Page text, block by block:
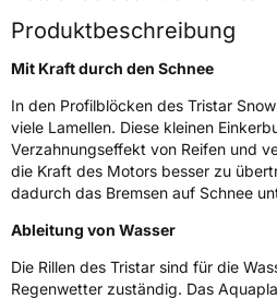
ZustandNeureifen
M+S Ja
EU Label
EffizienzC
NasshaftungC
Rollgeräusch (Klasse)B
Produktbeschreibung
Mit Kraft durch den Schnee
In den Profilblöcken des Tristar
viele Lamellen. Diese kleinen
Verzahnungseffekt von Reifen und
die Kraft des Motors besser zu
dadurch das Bremsen auf Schnee
Ableitung von Wasser
Die Rillen des Tristar sind für die
Regenwetter zuständig. Das